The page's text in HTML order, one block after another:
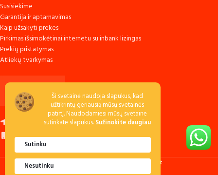
Susisiekime
Garantija ir aptarnavimas
Kaip užsakyti prekes
Pirkimas išsimokėtinai internetu su inbank lizingas
Prekių pristatymas
Atliekų tvarkymas
Raudondvario k., LT-54138 Kauno r.
Skambinkite: +370 673 53040
Rašykite:pa
E-project.lt.
Ši svetainė naudoja slapukus, kad
užtikrintų geriausią mūsų svetainės
patirtį. Naudodamiesi mūsų svetaine
sutinkate slapukus.Sužinokite daugiau
Sutinku
Nesutinku